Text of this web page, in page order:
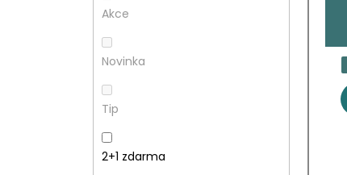
Akce
Novinka
Tip
2+1 zdarma